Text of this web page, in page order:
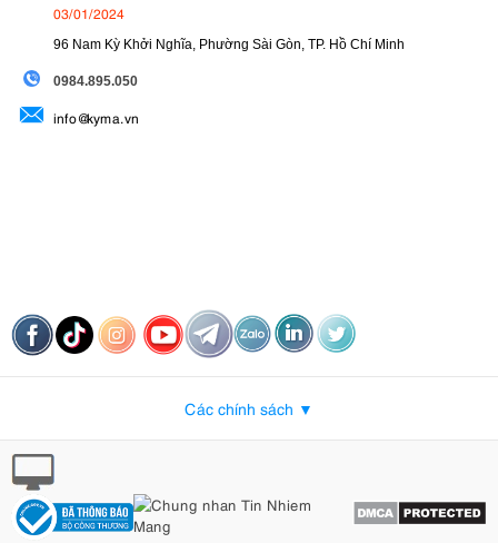
03/01/2024
96 Nam Kỳ Khởi Nghĩa, Phường Sài Gòn, TP. Hồ Chí Minh
0984.895.050
info@kyma.vn
Các chính sách ▼